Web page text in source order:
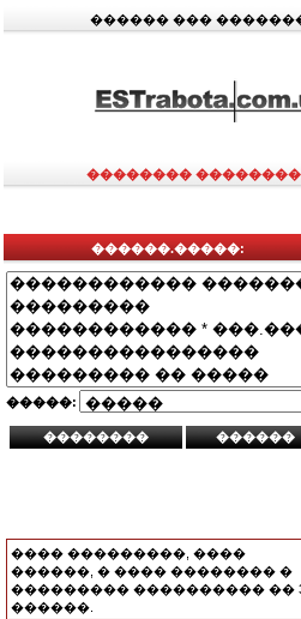
������ ���
�������� ��������
������.�����:
�����:
���� ���������, ����
������, � ���� �������� �
��������� ���������� ��
������.